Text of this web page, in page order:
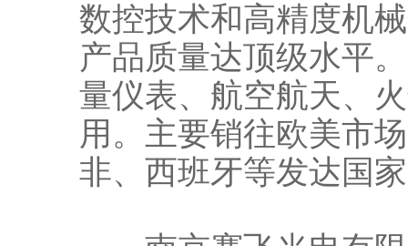
数控技术和高精度机
产品质量达顶级水平
量仪表、航空航天、
用。主要销往欧美市
非、西班牙等发达国